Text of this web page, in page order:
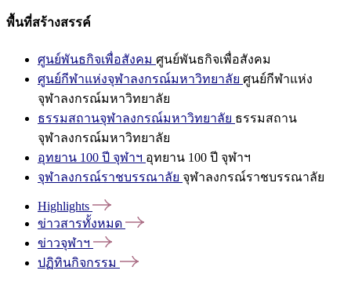
พื้นที่สร้างสรรค์
ศูนย์พันธกิจเพื่อสังคม ศูนย์พันธกิจเพื่อสังคม
ศูนย์กีฬาแห่งจุฬาลงกรณ์มหาวิทยาลัย ศูนย์กีฬาแห่ง
จุฬาลงกรณ์มหาวิทยาลัย
ธรรมสถานจุฬาลงกรณ์มหาวิทยาลัย ธรรมสถาน
จุฬาลงกรณ์มหาวิทยาลัย
อุทยาน 100 ปี จุฬาฯ อุทยาน 100 ปี จุฬาฯ
จุฬาลงกรณ์ราชบรรณาลัย จุฬาลงกรณ์ราชบรรณาลัย
Highlights
ข่าวสารทั้งหมด
ข่าวจุฬาฯ
ปฏิทินกิจกรรม